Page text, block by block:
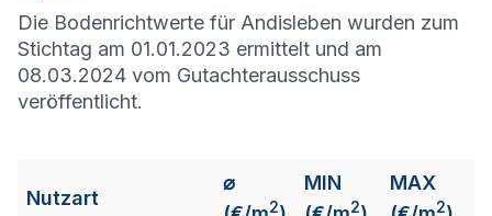
Die Bodenrichtwerte für Andisleben wurden zum
Stichtag am 01.01.2023 ermittelt und am
08.03.2024 vom Gutachterausschuss
veröffentlicht.
Nutzart
⌀
2
MIN
2
MAX
2